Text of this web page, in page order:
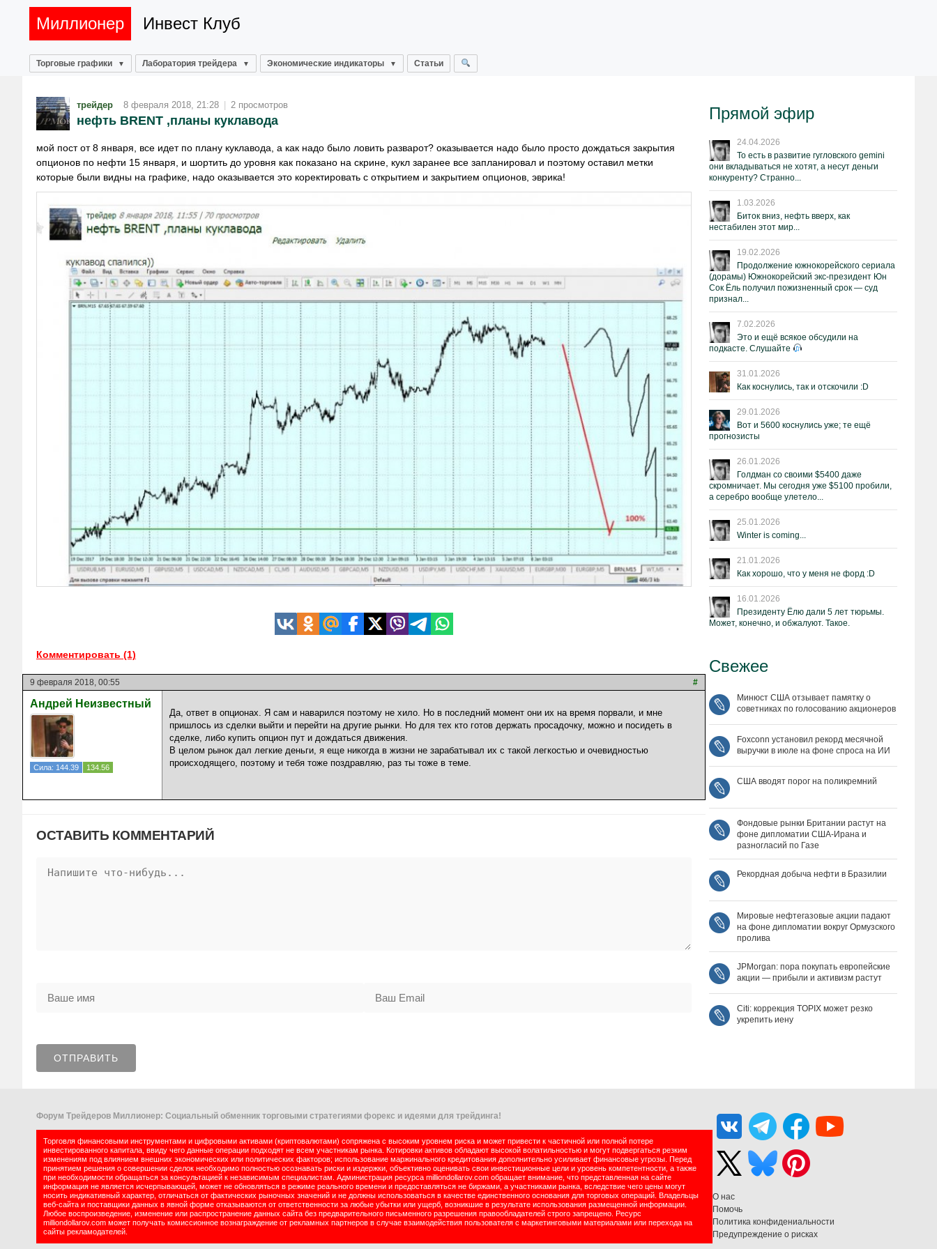
Миллионер Инвест Клуб
Торговые графики Лаборатория трейдера Экономические индикаторы Статьи
трейдер 8 февраля 2018, 21:28 | 2 просмотров
нефть BRENT ,планы куклавода
мой пост от 8 января, все идет по плану куклавода, а как надо было ловить разварот? оказывается надо было просто дождаться закрытия
опционов по нефти 15 января, и шортить до уровня как показано на скрине, кукл заранее все запланировал и поэтому оставил метки
которые были видны на графике, надо оказывается это коректировать с открытием и закрытием опционов, эврика!
Комментировать (1)
9 февраля 2018, 00:55 #
Андрей Неизвестный
Сила: 144.39 134.56
Да, ответ в опционах. Я сам и наварился поэтому не хило. Но в последний момент они их на время порвали, и мне
пришлось из сделки выйти и перейти на другие рынки. Но для тех кто готов держать просадочку, можно и посидеть в
сделке, либо купить опцион пут и дождаться движения.
В целом рынок дал легкие деньги, я еще никогда в жизни не зарабатывал их с такой легкостью и очевидностью
происходящего, поэтому и тебя тоже поздравляю, раз ты тоже в теме.
ОСТАВИТЬ КОММЕНТАРИЙ
Прямой эфир
24.04.2026
То есть в развитие гугловского gemini
они вкладываться не хотят, а несут деньги
конкуренту? Странно...
1.03.2026
Биток вниз, нефть вверх, как
нестабилен этот мир...
19.02.2026
Продолжение южнокорейского сериала
(дорамы) Южнокорейский экс-президент Юн
Сок Ёль получил пожизненный срок — суд
признал...
7.02.2026
Это и ещё всякое обсудили на
подкасте. Слушайте
31.01.2026
Как коснулись, так и отскочили :D
29.01.2026
Вот и 5600 коснулись уже; те ещё
прогнозисты
26.01.2026
Голдман со своими $5400 даже
скромничает. Мы сегодня уже $5100 пробили,
а серебро вообще улетело...
25.01.2026
Winter is coming...
21.01.2026
Как хорошо, что у меня не форд :D
16.01.2026
Президенту Ёлю дали 5 лет тюрьмы.
Может, конечно, и обжалуют. Такое.
Свежее
Минюст США отзывает памятку о
советниках по голосованию акционеров
Foxconn установил рекорд месячной
выручки в июле на фоне спроса на ИИ
США вводят порог на поликремний
Фондовые рынки Британии растут на
фоне дипломатии США‑Ирана и
разногласий по Газе
Рекордная добыча нефти в Бразилии
Мировые нефтегазовые акции падают
на фоне дипломатии вокруг Ормузского
пролива
JPMorgan: пора покупать европейские
акции — прибыли и активизм растут
Citi: коррекция TOPIX может резко
укрепить иену
Форум Трейдеров Миллионер: Социальный обменник торговыми стратегиями форекс и идеями для трейдинга!
Торговля финансовыми инструментами и цифровыми активами (криптовалютами) сопряжена с высоким уровнем риска и может привести к частичной или полной потере
инвестированного капитала, ввиду чего данные операции подходят не всем участникам рынка. Котировки активов обладают высокой волатильностью и могут подвергаться резким
изменениям под влиянием внешних экономических или политических факторов; использование маржинального кредитования дополнительно усиливает финансовые угрозы. Перед
принятием решения о совершении сделок необходимо полностью осознавать риски и издержки, объективно оценивать свои инвестиционные цели и уровень компетентности, а также
при необходимости обращаться за консультацией к независимым специалистам. Администрация ресурса milliondollarov.com обращает внимание, что представленная на сайте
информация не является исчерпывающей, может не обновляться в режиме реального времени и предоставляться не биржами, а участниками рынка, вследствие чего цены могут
носить индикативный характер, отличаться от фактических рыночных значений и не должны использоваться в качестве единственного основания для торговых операций. Владельцы
веб-сайта и поставщики данных в явной форме отказываются от ответственности за любые убытки или ущерб, возникшие в результате использования размещенной информации.
Любое воспроизведение, изменение или распространение данных сайта без предварительного письменного разрешения правообладателей строго запрещено. Ресурс
milliondollarov.com может получать комиссионное вознаграждение от рекламных партнеров в случае взаимодействия пользователя с маркетинговыми материалами или перехода на
сайты рекламодателей.
О нас
Помочь
Политика конфидениальности
Предупреждение о рисках